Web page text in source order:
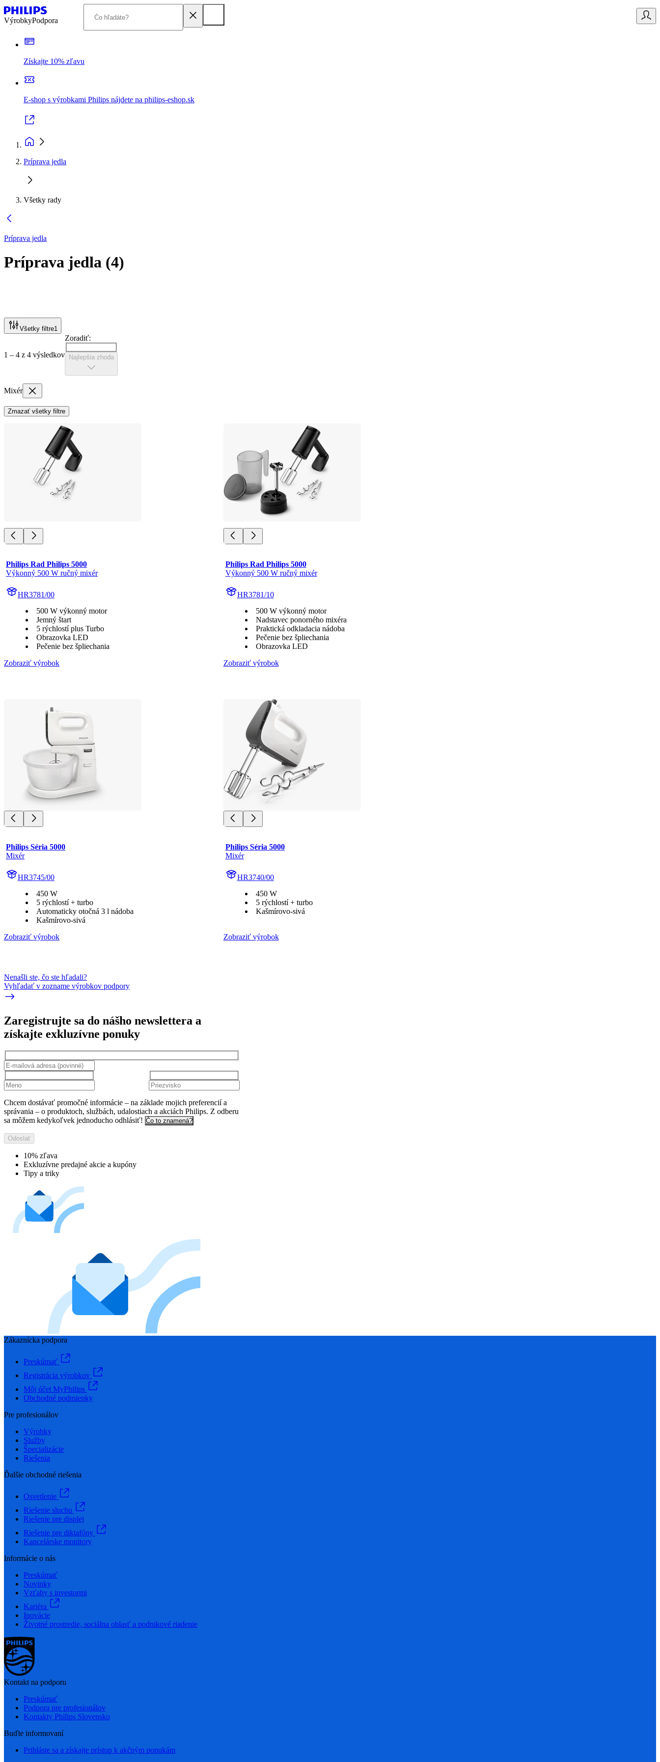
VýrobkyPodpora
Získajte 10% zľavu
E-shop s výrobkami Philips nájdete na philips-eshop.sk
Príprava jedla
Všetky rady
Príprava jedla
Príprava jedla (4)
Všetky filtre1
1 – 4 z 4 výsledkov
Zoradiť:
Najlepšia zhoda
Mixér
Zmazať všetky filtre
Philips Rad Philips 5000
Výkonný 500 W ručný mixér
HR3781/00
500 W výkonný motor
Jemný štart
5 rýchlostí plus Turbo
Obrazovka LED
Pečenie bez špliechania
Zobraziť výrobok
Philips Rad Philips 5000
Výkonný 500 W ručný mixér
HR3781/10
500 W výkonný motor
Nadstavec ponorného mixéra
Praktická odkladacia nádoba
Pečenie bez špliechania
Obrazovka LED
Zobraziť výrobok
Philips Séria 5000
Mixér
HR3745/00
450 W
5 rýchlostí + turbo
Automaticky otočná 3 l nádoba
Kašmírovo-sivá
Zobraziť výrobok
Philips Séria 5000
Mixér
HR3740/00
450 W
5 rýchlostí + turbo
Kašmírovo-sivá
Zobraziť výrobok
Nenašli ste, čo ste hľadali?
Vyhľadať v zozname výrobkov podpory
Zaregistrujte sa do nášho newslettera a
získajte exkluzívne ponuky
Chcem dostávať promočné informácie – na základe mojich preferencií a
správania – o produktoch, službách, udalostiach a akciách Philips. Z odberu
sa môžem kedykoľvek jednoducho odhlásiť! Čo to znamená?
Odoslať
10% zľava
Exkluzívne predajné akcie a kupóny
Tipy a triky
Zákaznícka podpora
Preskúmať
Registrácia výrobkov
Môj účet MyPhilips
Obchodné podmienky
Pre profesionálov
Výrobky
Služby
Špecializácie
Riešenia
Ďalšie obchodné riešenia
Osvetlenie
Riešenie sluchu
Riešenie pre displej
Riešenie pre diktafóny
Kancelárske monitory
Informácie o nás
Preskúmať
Novinky
Vzťahy s investormi
Kariéra
Inovácie
Životné prostredie, sociálna oblasť a podnikové riadenie
Kontakt na podporu
Preskúmať
Podpora pre profesionálov
Kontakty Philips Slovensko
Buďte informovaní
Prihláste sa a získajte prístup k akčným ponukám